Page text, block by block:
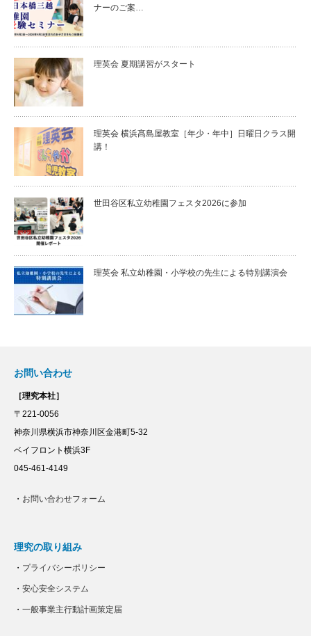
ナーのご案…
理英会 夏期講習がスタート
理英会 横浜髙島屋教室［年少・年中］日曜日クラス開
講！
世田谷区私立幼稚園フェスタ2026に参加
理英会 私立幼稚園・小学校の先生による特別講演会
お問い合わせ
［理究本社］
〒221-0056
神奈川県横浜市神奈川区金港町5-32
ベイフロント横浜3F
045-461-4149
・ お問い合わせフォーム
理究の取り組み
・ プライバシーポリシー
・ 安心安全システム
・ 一般事業主行動計画策定届